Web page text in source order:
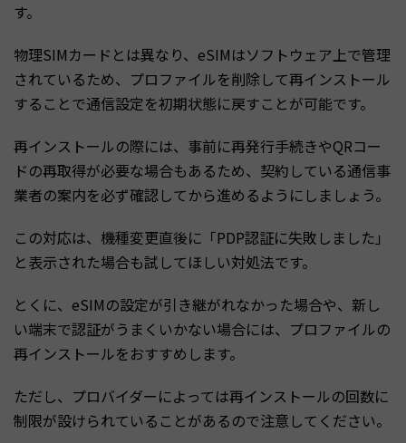
す。
物理SIMカードとは異なり、eSIMはソフトウェア上で管理
されているため、プロファイルを削除して再インストール
することで通信設定を初期状態に戻すことが可能です。
再インストールの際には、事前に再発行手続きやQRコー
ドの再取得が必要な場合もあるため、契約している通信事
業者の案内を必ず確認してから進めるようにしましょう。
この対応は、機種変更直後に「PDP認証に失敗しました」
と表示された場合も試してほしい対処法です。
とくに、eSIMの設定が引き継がれなかった場合や、新し
い端末で認証がうまくいかない場合には、プロファイルの
再インストールをおすすめします。
ただし、プロバイダーによっては再インストールの回数に
制限が設けられていることがあるので注意してください。